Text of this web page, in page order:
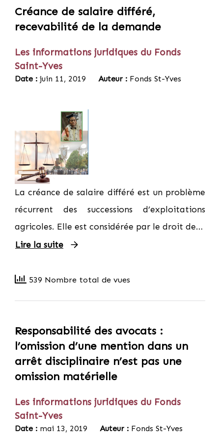
Créance de salaire différé,
recevabilité de la demande
Les informations juridiques du Fonds
Saint-Yves
Date : juin 11, 2019 Auteur : Fonds St-Yves
La créance de salaire différé est un problème
récurrent des successions d’exploitations
agricoles. Elle est considérée par le droit de…
Lire la suite
539 Nombre total de vues
Responsabilité des avocats :
l’omission d’une mention dans un
arrêt disciplinaire n’est pas une
omission matérielle
Les informations juridiques du Fonds
Saint-Yves
Date : mai 13, 2019 Auteur : Fonds St-Yves